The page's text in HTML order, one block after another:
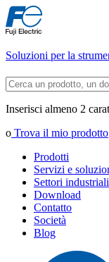
Soluzioni per la
Inserisci almeno 2
o Trova il mio prodotto
Prodotti
Servizi e
Settori industriali
Download
Contatto
Società
Blog